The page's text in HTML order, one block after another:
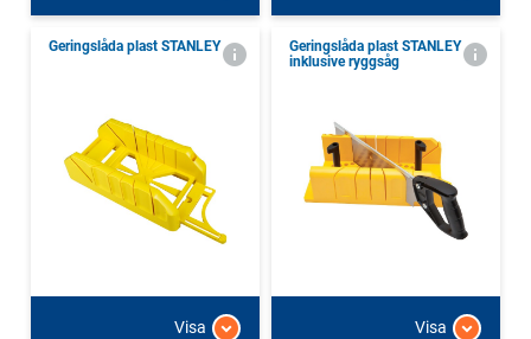
Geringslåda plast STANLEY
Visa
Geringslåda plast STANLEY
inklusive ryggsåg
Visa